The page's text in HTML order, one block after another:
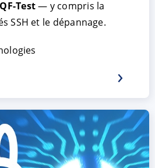
QF-Test— y compris la
SSH et le dépannage.